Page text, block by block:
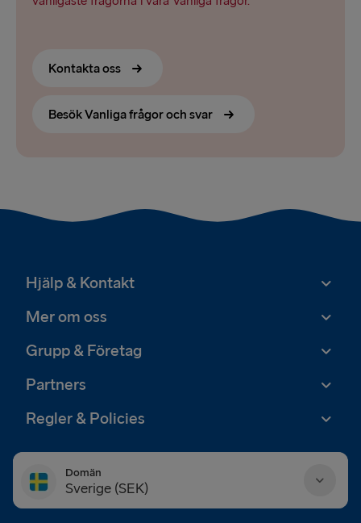
Kontakta oss
Besök Vanliga frågor och svar
Hjälp & Kontakt
Mer om oss
Grupp & Företag
Partners
Regler & Policies
Domän
Sverige (SEK)